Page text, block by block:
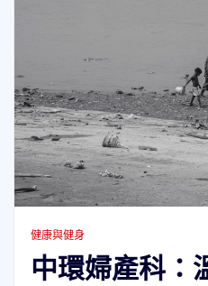
健康與健身
中環婦產科：